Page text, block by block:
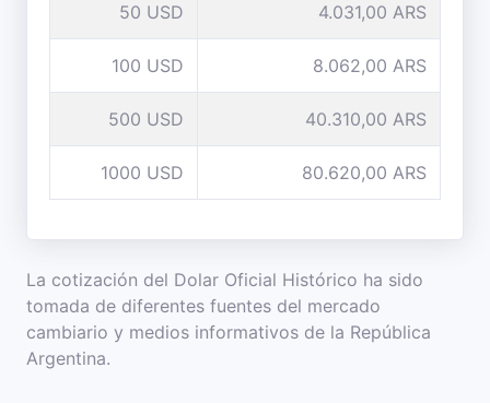
50 USD 4.031,00 ARS
100 USD 8.062,00 ARS
500 USD 40.310,00 ARS
1000 USD 80.620,00 ARS
La cotización del Dolar Oficial Histórico ha sido
tomada de diferentes fuentes del mercado
cambiario y medios informativos de la República
Argentina.